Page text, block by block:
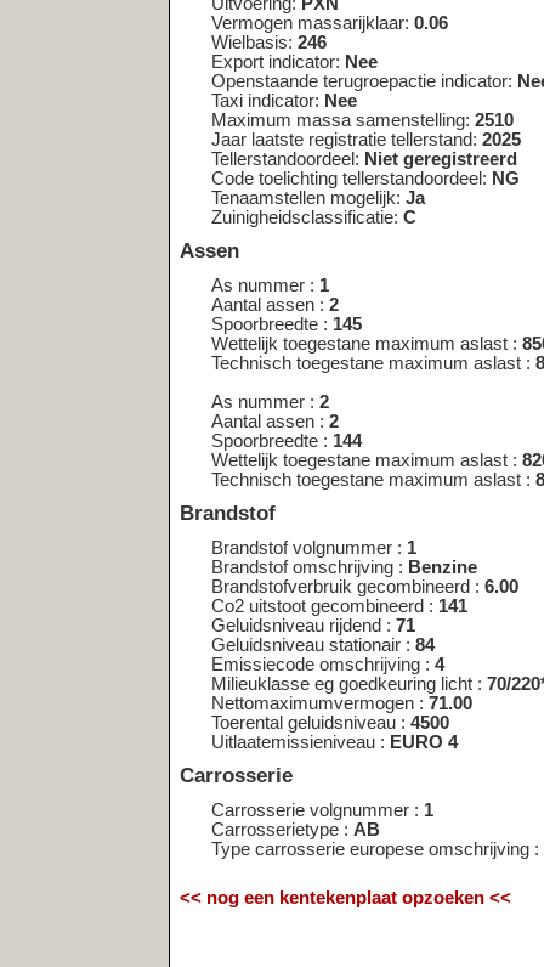
As nummer :1
Aantal assen :2
Spoorbreedte :145
Wettelijk toegestane maximum aslast :
Technisch toegestane maximum aslast :
As nummer :2
Aantal assen :2
Spoorbreedte : 144
Wettelijk toegestane maximum aslast :820
Technisch toegestane maximum aslast :820
Brandstof
Brandstof volgnummer :1
Brandstof omschrijving :
Brandstofverbruik gecombineerd :
Co2 uitstoot gecombineerd :
Geluidsniveau rijdend : 71
Geluidsniveau stationair :84
Emissiecode omschrijving :
Milieuklasse eg goedkeuring licht :
Nettomaximumvermogen :
71.00
Toerental geluidsniveau :4500
Uitlaatemissieniveau :EURO 4
Carrosserie
Carrosserie volgnummer :1
Carrosserietype :AB
Type carrosserie europese omschrijving :
Hatchback
<< nog een kentekenplaat opzoeken <<
Wijkt het bouwjaar af van de
kenteken?
In sommige gevallen kan het
een ander voertuig is overgeschreven.
voertuig een tijdlang als demo-model
voordat het op kenteken is gezet. In
een verschil optreden tussen het
registratiedatum van het kenteken.
altijdde verkopende partij naar de
Meest recent opgevraagde kentekens:
|82‑GK‑BP|KG‑63‑FS|JV‑PB‑32|LB‑89‑VL|
|TH‑17‑LD 28‑TSK‑1 PZ‑XN‑62
08‑JR‑HP|11‑PB‑94|03‑06‑XB|47‑LS‑PN|08‑JNR‑7|
AV‑NG‑99 |VJ‑98‑TS |54‑JSR‑2|04‑LK‑TP|9‑VDB‑84 |